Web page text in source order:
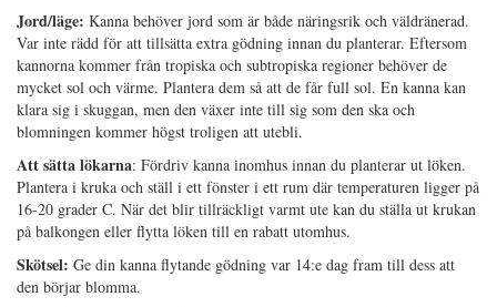
Jord/läge: Kanna behöver jord som är både näringsrik och väldränerad.
Var inte rädd för att tillsätta extra gödning innan du planterar. Eftersom
kannorna kommer från tropiska och subtropiska regioner behöver de
mycket sol och värme. Plantera dem så att de får full sol. En kanna kan
klara sig i skuggan, men den växer inte till sig som den ska och
blomningen kommer högst troligen att utebli.
Att sätta lökarna: Fördriv kanna inomhus innan du planterar ut löken.
Plantera i kruka och ställ i ett fönster i ett rum där temperaturen ligger på
16-20 grader C. När det blir tillräckligt varmt ute kan du ställa ut krukan
på balkongen eller flytta löken till en rabatt utomhus.
Skötsel: Ge din kanna flytande gödning var 14:e dag fram till dess att
den börjar blomma.